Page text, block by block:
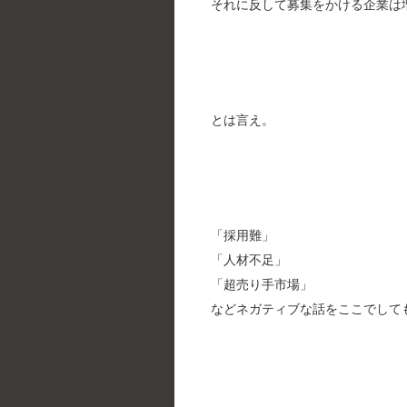
それに反して募集をかける企業は
とは言え。
「採用難」
「人材不足」
「超売り手市場」
などネガティブな話をここでして